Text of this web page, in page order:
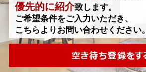
優先的に紹介致します。
ご希望条件をご入力いただき、
こちらよりお問い合わせください。